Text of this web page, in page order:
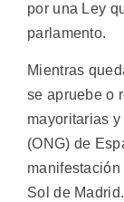
por una Ley
parlamento.
Mientras
se apruebe o
mayoritarias
(ONG) de
Sol de Madrid.